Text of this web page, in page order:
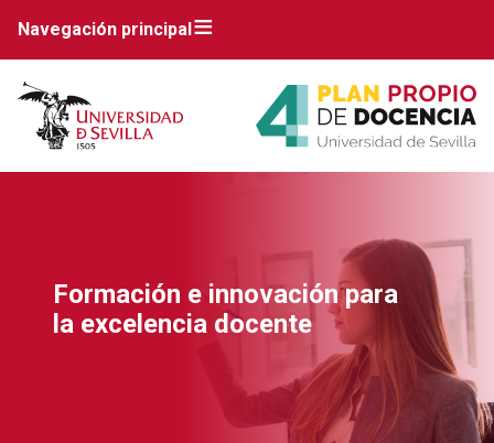
Navegación principal
Formación e innovación para
la excelencia docente